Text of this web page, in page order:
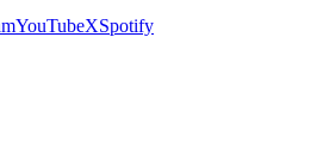
YouTubeXSpotify